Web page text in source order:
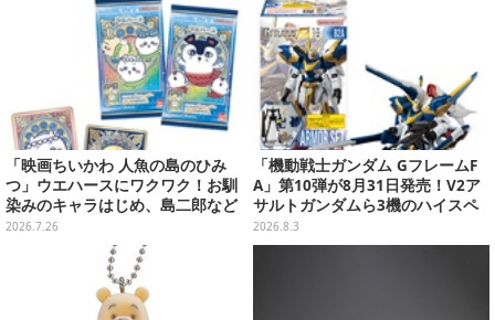
「映画ちいかわ 人魚の島のひみ
つ」ウエハースにワクワク！お馴
染みのキャラはじめ、島二郎など
セイレーン編カード全22種
2026.7.26
「機動戦士ガンダム GフレームF
A」第10弾が8月31日発売！V2ア
サルトガンダムら3機のハイスペ
ック可動フィギュア
2026.8.3